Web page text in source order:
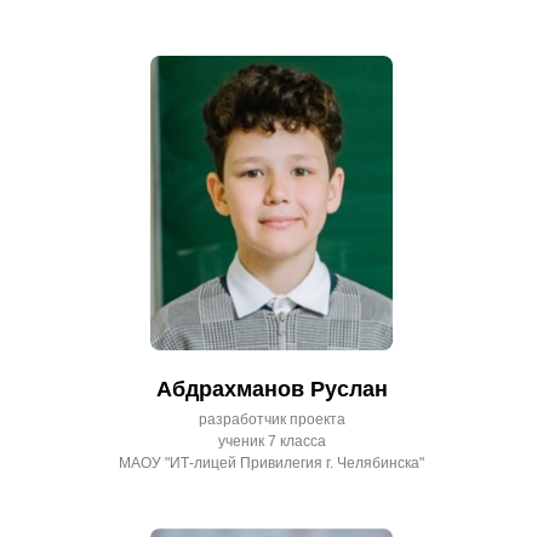
Абдрахманов Руслан
разработчик проекта
ученик 7 класса
МАОУ "ИТ-лицей Привилегия г. Челябинска"